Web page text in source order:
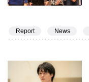
Report News